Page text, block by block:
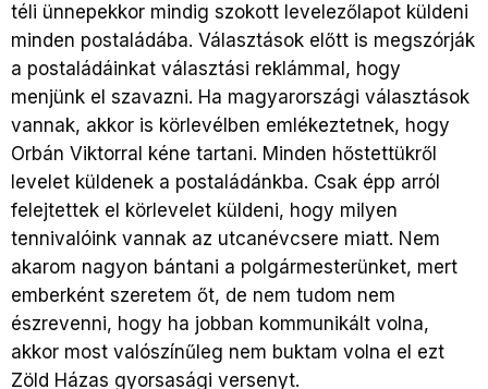
téli ünnepekkor mindig szokott levelezőlapot küldeni
minden postaládába. Választások előtt is megszórják
a postaládáinkat választási reklámmal, hogy
menjünk el szavazni. Ha magyarországi választások
vannak, akkor is körlevélben emlékeztetnek, hogy
Orbán Viktorral kéne tartani. Minden hőstettükről
levelet küldenek a postaládánkba. Csak épp arról
felejtettek el körlevelet küldeni, hogy milyen
tennivalóink vannak az utcanévcsere miatt. Nem
akarom nagyon bántani a polgármesterünket, mert
emberként szeretem őt, de nem tudom nem
észrevenni, hogy ha jobban kommunikált volna,
akkor most valószínűleg nem buktam volna el ezt
Zöld Házas gyorsasági versenyt.